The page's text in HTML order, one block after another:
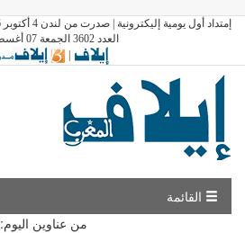
إمتداد أول يومية إليكترونية | صدرت من لندن 4 أكتوبر 2016
العدد 3602 الجمعة 07 أغسطس 2026 آخر تحديث GMT 18:35
|
القائمة
من عناوين اليوم: